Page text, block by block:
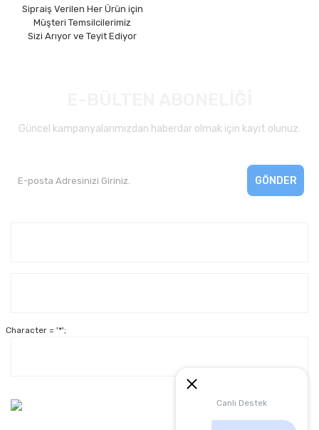
Canlı Destek
Sipraiş Verilen Her Ürün için
Müşteri Temsilcilerimiz
Sizi Arıyor ve Teyit Ediyor
Güncel kampanyalarımızdan haberdar olmak için kayıt olunuz.
GÖNDER
Character = '*';